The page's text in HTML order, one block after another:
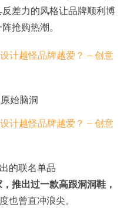
反差力的风格让品牌顺利博
抢购热潮。
始脑洞
的联名单品
，推出过一款高跟洞洞鞋，
也曾直冲浪尖。